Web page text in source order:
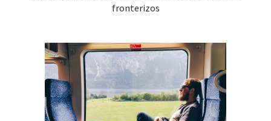
fronterizos